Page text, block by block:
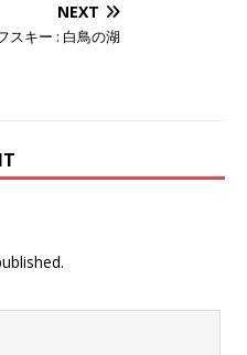
NEXT
スキー : 白鳥の湖